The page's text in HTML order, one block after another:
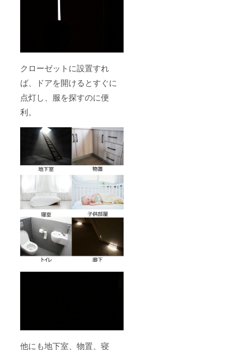
クローゼットに設置すれ
ば、ドアを開けるとすぐに
点灯し、服を探すのに便
利。
他にも地下室、物置、寝